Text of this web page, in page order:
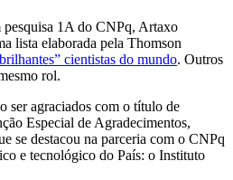
1A do CNPq, Artaxo
lista elaborada pela Thomson
cientistas do mundo. Outros
rol.
ser agraciados com o título de
Especial de Agradecimentos,
se destacou na parceria com o CNPq
e tecnológico do País: o Instituto